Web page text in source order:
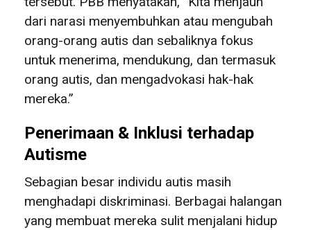
dari narasi menyembuhkan atau mengubah
orang-orang autis dan sebaliknya fokus
untuk menerima, mendukung, dan termasuk
orang autis, dan mengadvokasi hak-hak
mereka.”
Penerimaan & Inklusi terhadap
Autisme
Sebagian besar individu autis masih
menghadapi diskriminasi. Berbagai halangan
yang membuat mereka sulit menjalani hidup